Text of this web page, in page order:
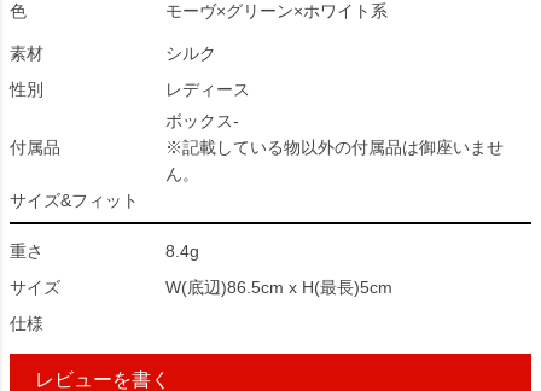
色 モーヴ×グリーン×ホワイト系
素材
シルク
性別
レディース
付属品
ボックス-
※記載している物以外の付属品は御座いませ
ん。
サイズ&フィット
重さ
8.4g
サイズ
W(底辺)86.5cm x H(最長)5cm
仕様
レビューを書く